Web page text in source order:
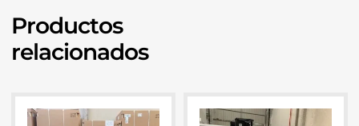
Productos
relacionados